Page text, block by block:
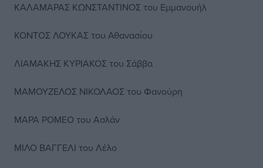
ΚΑΛΑΜΑΡΑΣ ΚΩΝΣΤΑΝΤΙΝΟΣ του Εμμανουήλ
ΚΟΝΤΟΣ ΛΟΥΚΑΣ του Αθανασίου
ΛΙΑΜΑΚΗΣ ΚΥΡΙΑΚΟΣ του Σάββα
ΜΑΜΟΥΖΕΛΟΣ ΝΙΚΟΛΑΟΣ του Φανούρη
ΜΑΡΑ ΡΟΜΕΟ του Ασλάν
ΜΙΛΟ ΒΑΓΓΕΛΙ του Λέλο